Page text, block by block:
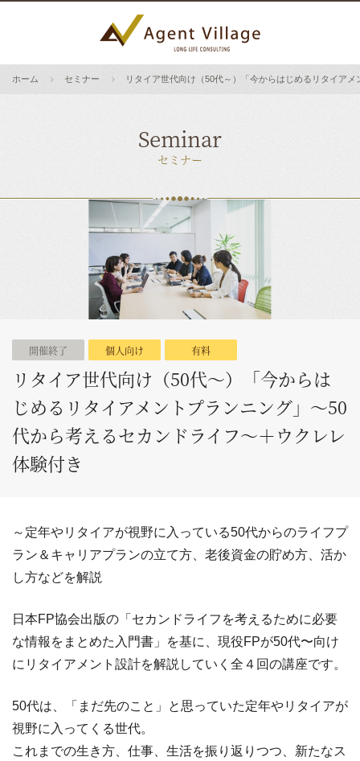
ホーム セミナー リタイア世代向け（50代～）「今からはじめるリタイア
Seminar
セミナー
開催終了 個人向け 有料
リタイア世代向け（50代～）「今からは
じめるリタイアメントプランニング」～50
代から考えるセカンドライフ～＋ウクレレ
体験付き
～定年やリタイアが視野に入っている50代からのライフプ
ラン＆キャリアプランの立て方、老後資金の貯め方、活か
し方などを解説
日本FP協会出版の「セカンドライフを考えるために必要
な情報をまとめた入門書」を基に、現役FPが50代〜向け
にリタイアメント設計を解説していく全４回の講座です。
50代は、「まだ先のこと」と思っていた定年やリタイアが
視野に入ってくる世代。
これまでの生き方、仕事、生活を振り返りつつ、新たなス